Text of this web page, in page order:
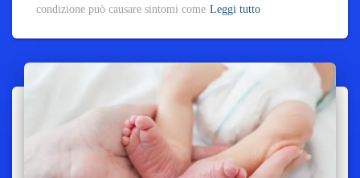
condizione può causare sintomi come Leggi tutto